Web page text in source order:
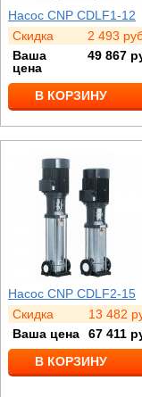
Насос CNP CDLF1-12
Скидка
2 493
Ваша
цена
49 867
В КОРЗИНУ
Насос CNP CDLF2-15
Скидка
13 482
Ваша цена
67 411
В КОРЗИНУ